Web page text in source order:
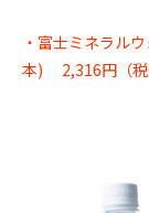
・富士ミネラル
本) 2,316円（税